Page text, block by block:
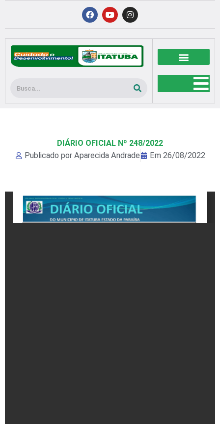
conteúdo
F
a
c
b
o
o
k
Y
o
u
u
b
e
I
n
s
a
g
r
a
Pesquisar
DIÁRIO OFICIAL Nº 248/2022
Publicado por Aparecida Andrade Em 26/08/2022